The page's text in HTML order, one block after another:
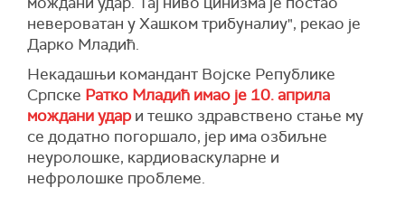
невероватан у Хашком трибуналиу", рекао је
Дарко Младић.
Некадашњи командант Војске Републике
Српске Ратко Младић имао је 10. априла
мождани удари тешко здравствено стање му
се додатно погоршало, јер има озбиљне
неуролошке, кардиоваскуларне и
нефролошке проблеме.